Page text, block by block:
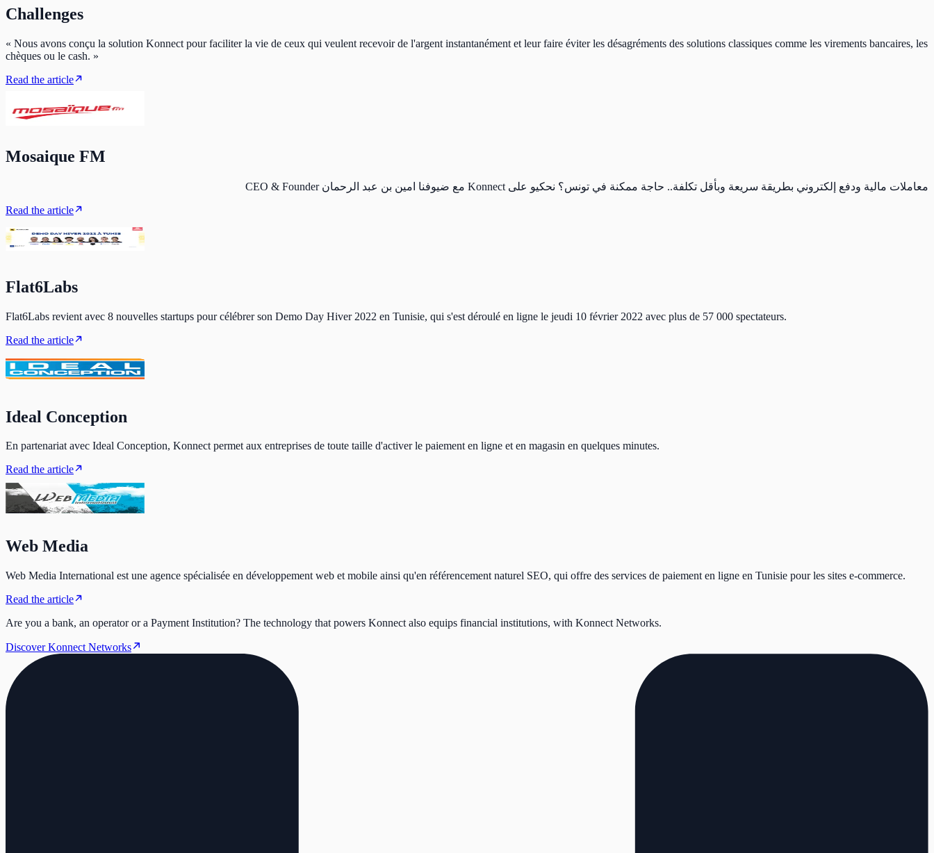
Challenges
« Nous avons conçu la solution Konnect pour faciliter la vie de ceux qui veulent recevoir de l'argent instantanément et leur faire éviter les désagréments des solutions classiques comme les virements bancaires, les
chèques ou le cash. »
Read the article
Mosaique FM
معاملات مالية ودفع إلكتروني بطريقة سريعة وبأقل تكلفة.. حاجة ممكنة في تونس؟ نحكيو على Konnect مع ضيوفنا امين بن عبد الرحمان CEO & Founder
Read the article
Flat6Labs
Flat6Labs revient avec 8 nouvelles startups pour célébrer son Demo Day Hiver 2022 en Tunisie, qui s'est déroulé en ligne le jeudi 10 février 2022 avec plus de 57 000 spectateurs.
Read the article
Ideal Conception
En partenariat avec Ideal Conception, Konnect permet aux entreprises de toute taille d'activer le paiement en ligne et en magasin en quelques minutes.
Read the article
Web Media
Web Media International est une agence spécialisée en développement web et mobile ainsi qu'en référencement naturel SEO, qui offre des services de paiement en ligne en Tunisie pour les sites e-commerce.
Read the article
Are you a bank, an operator or a Payment Institution? The technology that powers Konnect also equips financial institutions, with Konnect Networks.
Discover Konnect Networks